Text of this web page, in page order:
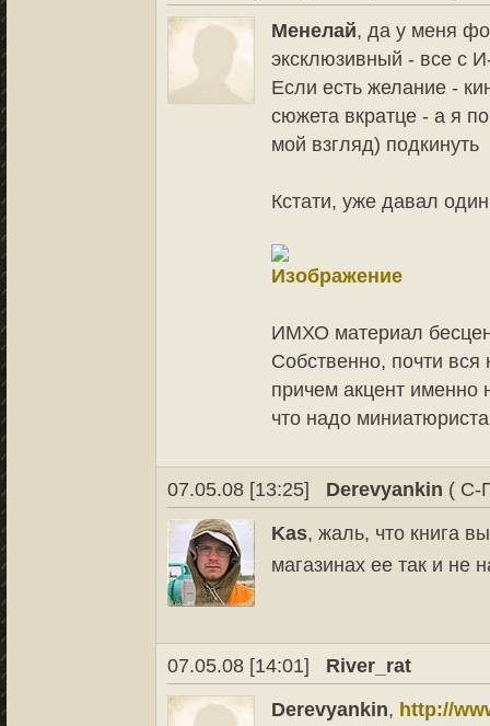
Менелай, да у меня
эксклюзивный - все с
Если есть желание -
сюжета вкратце - а я
мой взгляд) подкинуть
Кстати, уже давал
ИМХО материал
Собственно, почти вся
причем акцент именно
что надо
07.05.08 [13:25] Derevyankin ( С-
Kas, жаль, что книга
магазинах ее так и не
07.05.08 [14:01]
River_rat
Derevyankin, http://